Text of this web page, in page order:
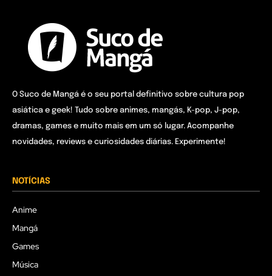
O Suco de Mangá é o seu portal definitivo sobre cultura pop
asiática e geek! Tudo sobre animes, mangás, K-pop, J-pop,
dramas, games e muito mais em um só lugar. Acompanhe
novidades, reviews e curiosidades diárias. Experimente!
NOTÍCIAS
Anime
Mangá
Games
Música